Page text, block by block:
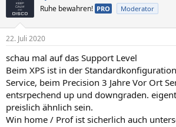
Ruhe bewahren! PRO Moderator
22. Juli 2020
schau mal auf das Support Level
Beim XPS ist in der
Service, beim Precision 3 Jahre Vor Ort
entsrpechend up und downgraden.
preislich ähnlich sein.
Win home / Prof ist sicherlich auch